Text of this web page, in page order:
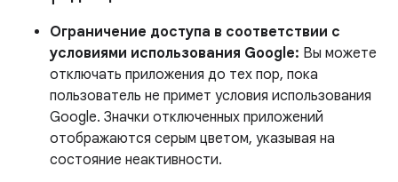
Ограничение доступа в соответствии с
условиями использования Google: Вы можете
отключать приложения до тех пор, пока
пользователь не примет условия использования
Google. Значки отключенных приложений
отображаются серым цветом, указывая на
состояние неактивности.